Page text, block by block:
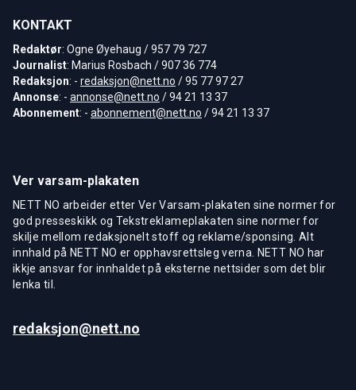
KONTAKT
Redaktør: Ogne Øyehaug / 957 79 727
Journalist: Marius Rosbach / 907 36 774
Redaksjon: - redaksjon@nett.no / 95 77 97 27
Annonse: - annonse@nett.no / 94 21 13 37
Abonnement: - abonnement@nett.no / 94 21 13 37
Ver varsam-plakaten
NETT NO arbeider etter Ver Varsam-plakaten sine normer for
god presseskikk og Tekstreklameplakaten sine normer for
skilje mellom redaksjonelt stoff og reklame/sponsing. Alt
innhald på NETT NO er opphavsrettsleg verna. NETT NO har
ikkje ansvar for innhaldet på eksterne nettsider som det blir
lenka til.
redaksjon@nett.no